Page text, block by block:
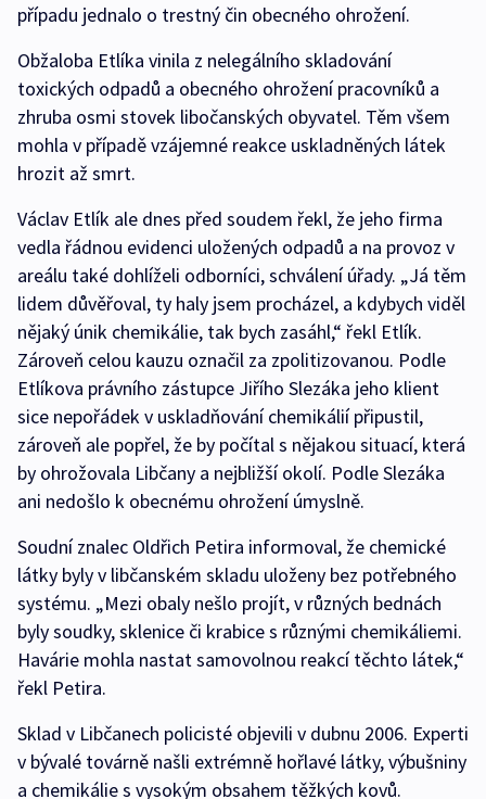
případu jednalo o trestný čin obecného ohrožení.
Obžaloba Etlíka vinila z nelegálního skladování
toxických odpadů a obecného ohrožení pracovníků a
zhruba osmi stovek libočanských obyvatel. Těm všem
mohla v případě vzájemné reakce uskladněných látek
hrozit až smrt.
Václav Etlík ale dnes před soudem řekl, že jeho firma
vedla řádnou evidenci uložených odpadů a na provoz v
areálu také dohlíželi odborníci, schválení úřady. „Já těm
lidem důvěřoval, ty haly jsem procházel, a kdybych viděl
nějaký únik chemikálie, tak bych zasáhl,“ řekl Etlík.
Zároveň celou kauzu označil za zpolitizovanou. Podle
Etlíkova právního zástupce Jiřího Slezáka jeho klient
sice nepořádek v uskladňování chemikálií připustil,
zároveň ale popřel, že by počítal s nějakou situací, která
by ohrožovala Libčany a nejbližší okolí. Podle Slezáka
ani nedošlo k obecnému ohrožení úmyslně.
Soudní znalec Oldřich Petira informoval, že chemické
látky byly v libčanském skladu uloženy bez potřebného
systému. „Mezi obaly nešlo projít, v různých bednách
byly soudky, sklenice či krabice s různými chemikáliemi.
Havárie mohla nastat samovolnou reakcí těchto látek,“
řekl Petira.
Sklad v Libčanech policisté objevili v dubnu 2006. Experti
v bývalé továrně našli extrémně hořlavé látky, výbušniny
a chemikálie s vysokým obsahem těžkých kovů.